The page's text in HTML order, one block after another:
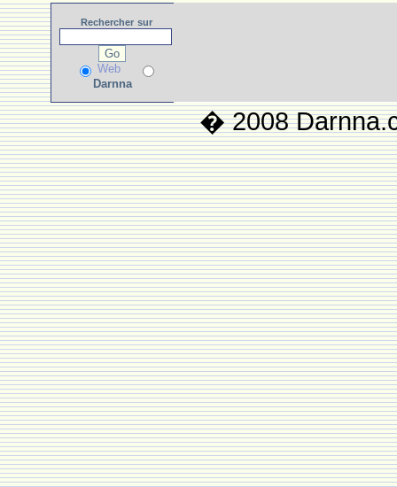
Rechercher sur
Web
Darnna
� 2008